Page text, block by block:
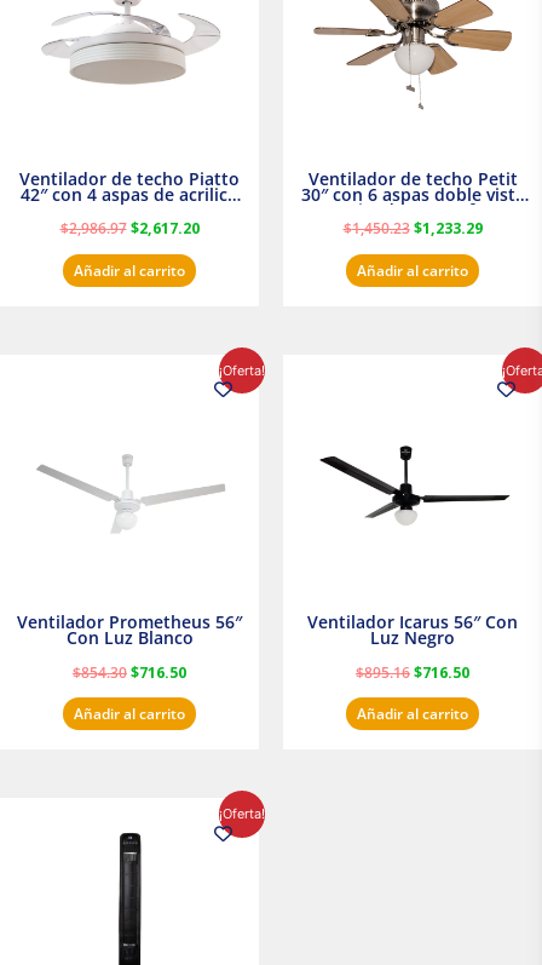
Ventilador de techo Piatto
42″ con 4 aspas de acrilico
transparente
$2,986.97 $2,617.20
Añadir al carrito
Ventilador de techo Petit
30″ con 6 aspas doble vista
Satinado Masterfan
$1,450.23 $1,233.29
Añadir al carrito
¡Oferta!
Ventilador Prometheus 56″
Con Luz Blanco
$854.30$716.50
precio
actual
Añadir al carrito
Ventilador Icarus 56″ Con
Luz Negro
$895.16$716.50
precio
actual
Añadir al carrito
¡Oferta!
original
era:
precio
actual